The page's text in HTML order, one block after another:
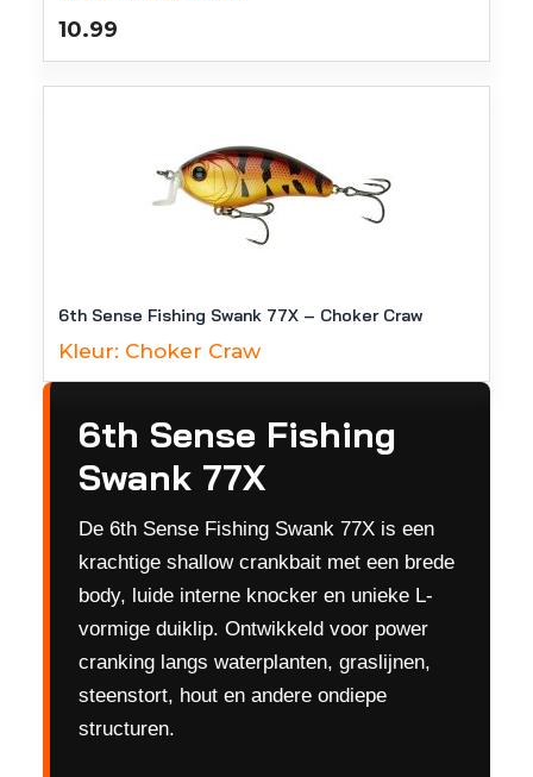
10.99
6th Sense Fishing Swank 77X – Choker Craw
Kleur: Choker Craw
6th Sense Fishing
Swank 77X
De 6th Sense Fishing Swank 77X is een
krachtige shallow crankbait met een brede
body, luide interne knocker en unieke L-
vormige duiklip. Ontwikkeld voor power
cranking langs waterplanten, graslijnen,
steenstort, hout en andere ondiepe
structuren.